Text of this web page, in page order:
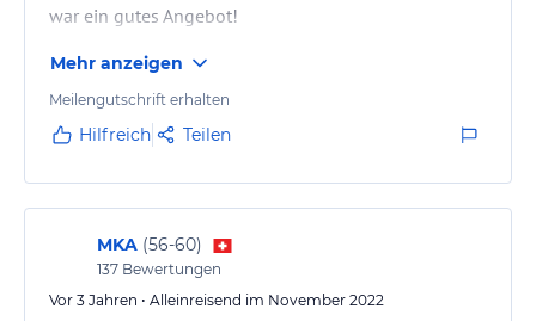
war ein gutes Angebot!
Mehr anzeigen
Meilengutschrift erhalten
Hilfreich Teilen
MKA (56-60)
137 Bewertungen
Vor 3 Jahren • Alleinreisend im November 2022